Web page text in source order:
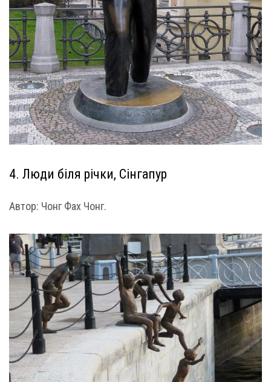
4. Люди біля річки, Сінгапур
Автор: Чонг Фах Чонг.